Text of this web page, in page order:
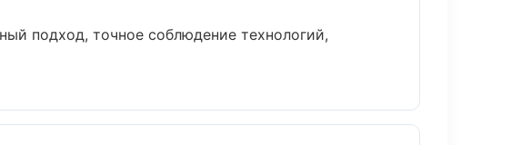
подход, точное соблюдение технологий,